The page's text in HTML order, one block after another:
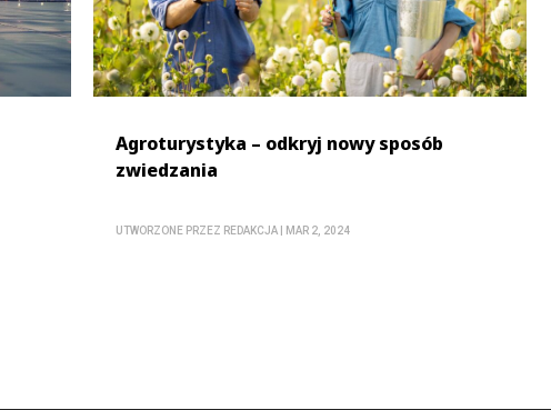
Agroturystyka – odkryj nowy sposób
zwiedzania
UTWORZONE PRZEZ REDAKCJA MAR 2, 2024